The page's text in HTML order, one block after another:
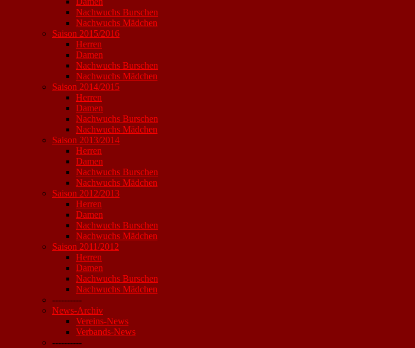
Nachwuchs Burschen
Nachwuchs Mädchen
Saison 2015/2016
Herren
Damen
Nachwuchs Burschen
Nachwuchs Mädchen
Saison 2014/2015
Herren
Damen
Nachwuchs Burschen
Nachwuchs Mädchen
Saison 2013/2014
Herren
Damen
Nachwuchs Burschen
Nachwuchs Mädchen
Saison 2012/2013
Herren
Damen
Nachwuchs Burschen
Nachwuchs Mädchen
Saison 2011/2012
Herren
Damen
Nachwuchs Burschen
Nachwuchs Mädchen
----------
News-Archiv
Vereins-News
Verbands-News
----------